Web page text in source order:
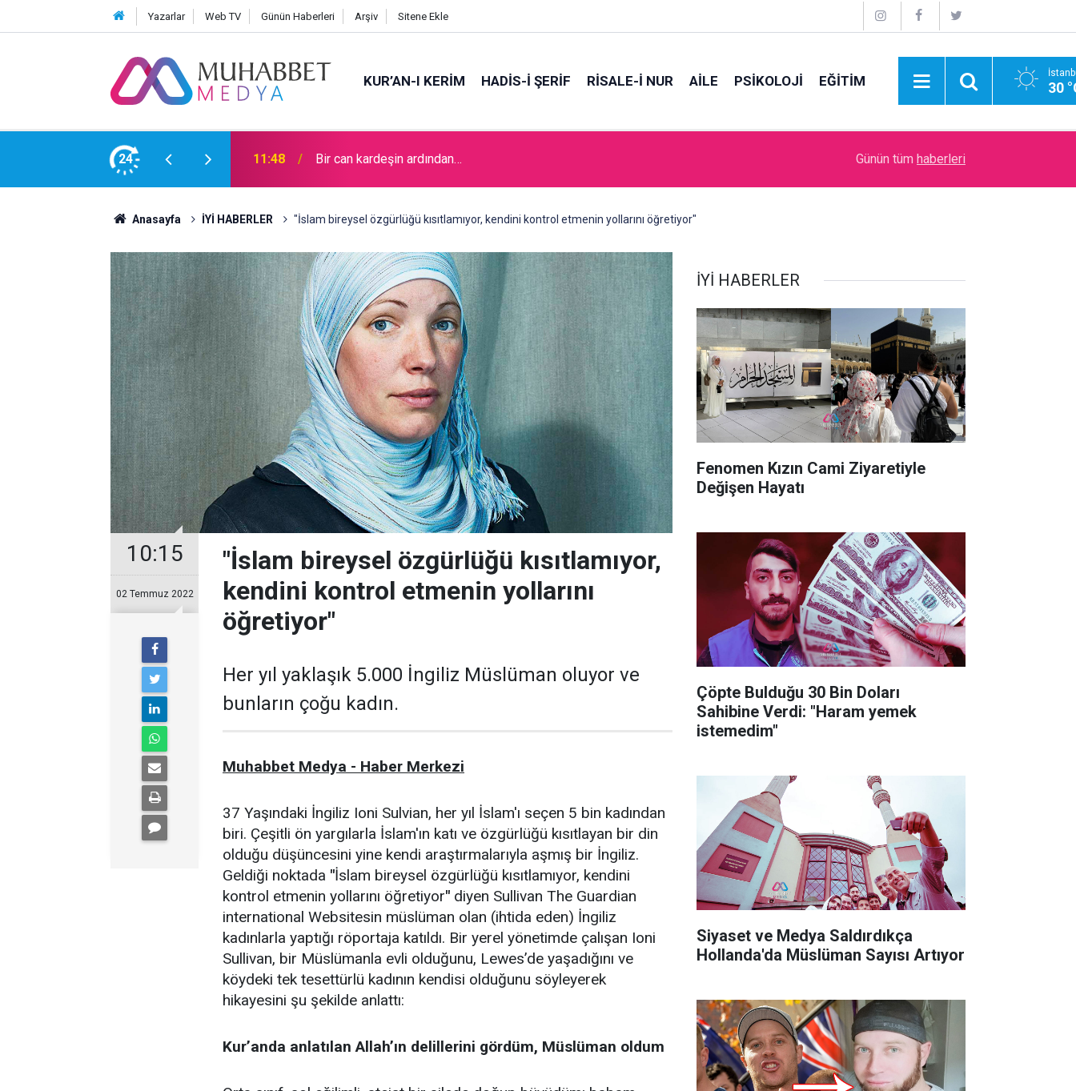
Yazarlar Web TV Günün Haberleri Arşiv Sitene Ekle
KUR’AN-I KERİM HADİS-İ ŞERİF RİSALE-İ NUR AİLE PSİKOLOJİ EĞİTİM 30
24 11:48 Bir can kardeşin ardından… Zenginlik ve Fakirlikle Olan İmtihan
Günün tüm haberleri
Anasayfa İYİ HABERLER "İslam bireysel özgürlüğü kısıtlamıyor, kendini kontrol etmenin yollarını öğretiyor"
10:15
02 Temmuz 2022
"İslam bireysel özgürlüğü kısıtlamıyor,
kendini kontrol etmenin yollarını
öğretiyor"
Her yıl yaklaşık 5.000 İngiliz Müslüman oluyor ve
bunların çoğu kadın.
Muhabbet Medya - Haber Merkezi
37 Yaşındaki İngiliz Ioni Sulvian, her yıl İslam'ı seçen 5 bin kadından
biri. Çeşitli ön yargılarla İslam'ın katı ve özgürlüğü kısıtlayan bir din
olduğu düşüncesini yine kendi araştırmalarıyla aşmış bir İngiliz.
Geldiği noktada "İslam bireysel özgürlüğü kısıtlamıyor, kendini
kontrol etmenin yollarını öğretiyor" diyen Sullivan The Guardian
international Websitesin müslüman olan (ihtida eden) İngiliz
kadınlarla yaptığı röportaja katıldı. Bir yerel yönetimde çalışan Ioni
Sullivan, bir Müslümanla evli olduğunu, Lewes’de yaşadığını ve
köydeki tek tesettürlü kadının kendisi olduğunu söyleyerek
hikayesini şu şekilde anlattı:
Kur’anda anlatılan Allah’ın delillerini gördüm, Müslüman oldum
İYİ HABERLER
Fenomen Kızın Cami Ziyaretiyle
Değişen Hayatı
Çöpte Bulduğu 30 Bin Doları
Sahibine Verdi: "Haram yemek
istemedim"
Siyaset ve Medya Saldırdıkça
Hollanda'da Müslüman Sayısı Artıyor